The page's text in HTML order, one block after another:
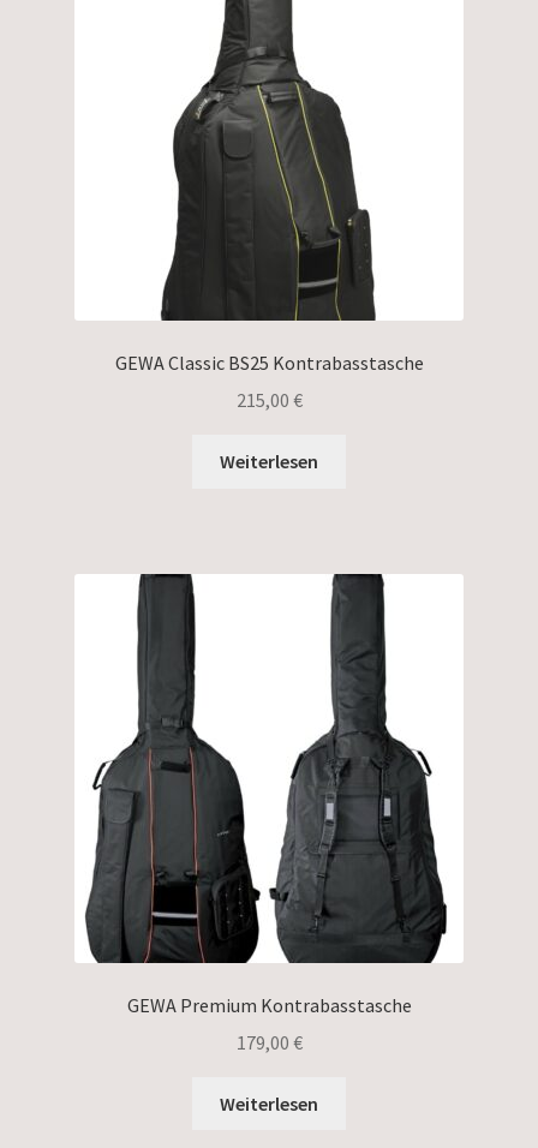
GEWA Classic BS25 Kontrabasstasche
215,00 €
Weiterlesen
GEWA Premium Kontrabasstasche
179,00 €
Weiterlesen